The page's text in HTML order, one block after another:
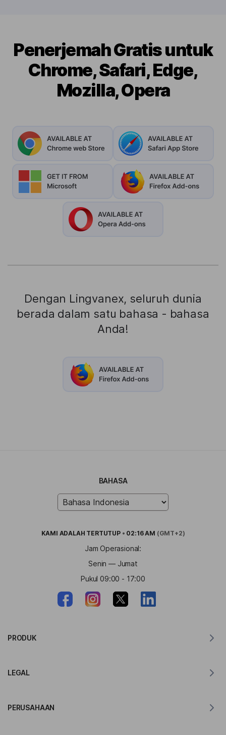
Penerjemah Gratis untuk
Chrome, Safari, Edge,
Mozilla, Opera
Dengan Lingvanex, seluruh dunia
berada dalam satu bahasa - bahasa
Anda!
BAHASA
KAMI ADALAH TERTUTUP • 02:16 AM (GMT+2)
Jam Operasional:
Senin — Jumat
Pukul 09:00 - 17:00
PRODUK
LEGAL
PERUSAHAAN